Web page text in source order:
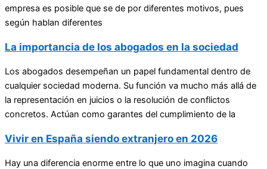
empresa es posible que se de por diferentes motivos, pues
según hablan diferentes
La importancia de los abogados en la sociedad
Los abogados desempeñan un papel fundamental dentro de
cualquier sociedad moderna. Su función va mucho más allá de
la representación en juicios o la resolución de conflictos
concretos. Actúan como garantes del cumplimiento de la
Vivir en España siendo extranjero en 2026
Hay una diferencia enorme entre lo que uno imagina cuando